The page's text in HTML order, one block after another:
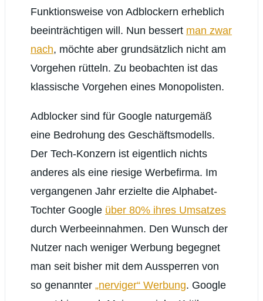
Funktionsweise von Adblockern erheblich
beeinträchtigen will. Nun bessert man zwar
nach, möchte aber grundsätzlich nicht am
Vorgehen rütteln. Zu beobachten ist das
klassische Vorgehen eines Monopolisten.
Adblocker sind für Google naturgemäß
eine Bedrohung des Geschäftsmodells.
Der Tech-Konzern ist eigentlich nichts
anderes als eine riesige Werbefirma. Im
vergangenen Jahr erzielte die Alphabet-
Tochter Google über 80% ihres Umsatzes
durch Werbeeinnahmen. Den Wunsch der
Nutzer nach weniger Werbung begegnet
man seit bisher mit dem Aussperren von
so genannter „nerviger“ Werbung. Google